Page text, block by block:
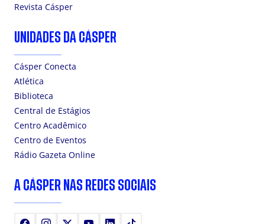
Revista Cásper
UNIDADES DA CÁSPER
Cásper Conecta
Atlética
Biblioteca
Central de Estágios
Centro Acadêmico
Centro de Eventos
Rádio Gazeta Online
A CÁSPER NAS REDES SOCIAIS